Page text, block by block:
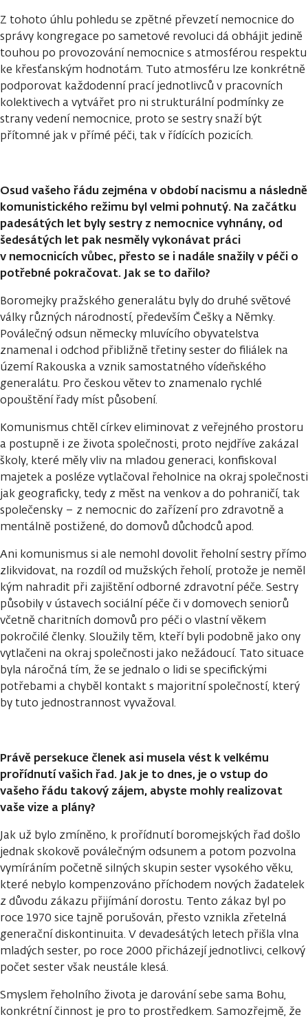
Z tohoto úhlu pohledu se zpětné převzetí nemocnice do
správy kongregace po sametové revoluci dá obhájit jedině
touhou po provozování nemocnice s atmosférou respektu
ke křesťanským hodnotám. Tuto atmosféru lze konkrétně
podporovat každodenní prací jednotlivců v pracovních
kolektivech a vytvářet pro ni strukturální podmínky ze
strany vedení nemocnice, proto se sestry snaží být
přítomné jak v přímé péči, tak v řídících pozicích.
Osud vašeho řádu zejména v období nacismu a následně
komunistického režimu byl velmi pohnutý. Na začátku
padesátých let byly sestry z nemocnice vyhnány, od
šedesátých let pak nesměly vykonávat práci
v nemocnicích vůbec, přesto se i nadále snažily v péči o
potřebné pokračovat. Jak se to dařilo?
Boromejky pražského generalátu byly do druhé světové
války různých národností, především Češky a Němky.
Poválečný odsun německy mluvícího obyvatelstva
znamenal i odchod přibližně třetiny sester do filiálek na
území Rakouska a vznik samostatného vídeňského
generalátu. Pro českou větev to znamenalo rychlé
opouštění řady míst působení.
Komunismus chtěl církev eliminovat z veřejného prostoru
a postupně i ze života společnosti, proto nejdříve zakázal
školy, které měly vliv na mladou generaci, konfiskoval
majetek a posléze vytlačoval řeholnice na okraj společnosti
jak geograficky, tedy z měst na venkov a do pohraničí, tak
společensky – z nemocnic do zařízení pro zdravotně a
mentálně postižené, do domovů důchodců apod.
Ani komunismus si ale nemohl dovolit řeholní sestry přímo
zlikvidovat, na rozdíl od mužských řeholí, protože je neměl
kým nahradit při zajištění odborné zdravotní péče. Sestry
působily v ústavech sociální péče či v domovech seniorů
včetně charitních domovů pro péči o vlastní věkem
pokročilé členky. Sloužily těm, kteří byli podobně jako ony
vytlačeni na okraj společnosti jako nežádoucí. Tato situace
byla náročná tím, že se jednalo o lidi se specifickými
potřebami a chyběl kontakt s majoritní společností, který
by tuto jednostrannost vyvažoval.
Právě persekuce členek asi musela vést k velkému
prořídnutí vašich řad. Jak je to dnes, je o vstup do
vašeho řádu takový zájem, abyste mohly realizovat
vaše vize a plány?
Jak už bylo zmíněno, k prořídnutí boromejských řad došlo
jednak skokově poválečným odsunem a potom pozvolna
vymíráním početně silných skupin sester vysokého věku,
které nebylo kompenzováno příchodem nových žadatelek
z důvodu zákazu přijímání dorostu. Tento zákaz byl po
roce 1970 sice tajně porušován, přesto vznikla zřetelná
generační diskontinuita. V devadesátých letech přišla vlna
mladých sester, po roce 2000 přicházejí jednotlivci, celkový
počet sester však neustále klesá.
Smyslem řeholního života je darování sebe sama Bohu,
konkrétní činnost je pro to prostředkem. Samozřejmě, že